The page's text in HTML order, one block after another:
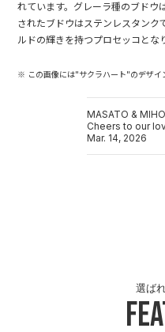
れています。グレーラ種のブドウ
されたブドウはステンレスタンク
ルドの輝きを持つプロセッコとな
※ この画像には"サクラハート"のデザイ
MASATO & MIHO
Cheers to our
Mar. 14, 2026
選ば